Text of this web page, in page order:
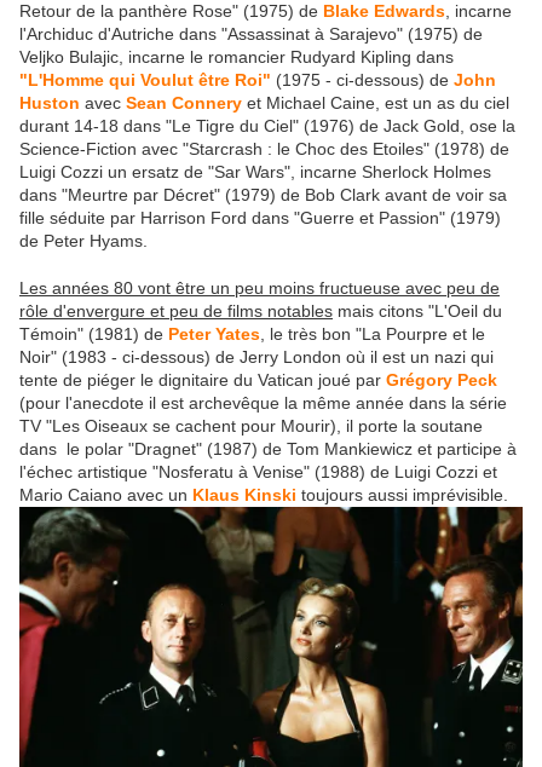
Retour de la panthère Rose" (1975) de Blake Edwards , incarne
l'Archiduc d'Autriche dans "Assassinat à Sarajevo" (1975) de
Veljko Bulajic, incarne le romancier Rudyard Kipling dans
"L'Homme qui Voulut être Roi" (1975 - ci-dessous) de John
Huston avec Sean Connery et Michael Caine, est un as du ciel
durant 14-18 dans "Le Tigre du Ciel" (1976) de Jack Gold, ose la
Science-Fiction avec "Starcrash : le Choc des Etoiles" (1978) de
Luigi Cozzi un ersatz de "Sar Wars", incarne Sherlock Holmes
dans "Meurtre par Décret" (1979) de Bob Clark avant de voir sa
fille séduite par Harrison Ford dans "Guerre et Passion" (1979)
de Peter Hyams.
Les années 80 vont être un peu moins fructueuse avec peu de
rôle d'envergure et peu de films notables mais citons "L'Oeil du
Témoin" (1981) de Peter Yates , le très bon "La Pourpre et le
Noir" (1983 - ci-dessous) de Jerry London où il est un nazi qui
tente de piéger le dignitaire du Vatican joué par Grégory Peck
(pour l'anecdote il est archevêque la même année dans la série
TV "Les Oiseaux se cachent pour Mourir), il porte la soutane
dans le polar "Dragnet" (1987) de Tom Mankiewicz et participe à
l'échec artistique "Nosferatu à Venise" (1988) de Luigi Cozzi et
Mario Caiano avec un Klaus Kinski toujours aussi imprévisible.